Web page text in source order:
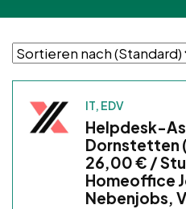
IT, EDV
Helpdesk-
Dornstetten
26,00 € /
Homeoffice
Nebenjobs,